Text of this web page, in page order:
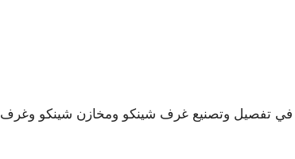
تفصيل وتصنيع غرف شينكو ومخازن شينكو وغرف